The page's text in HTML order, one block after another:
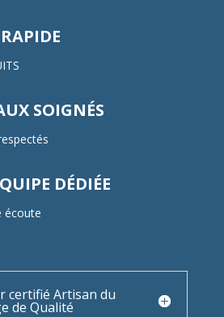
SOIGNÉS
DÉDIÉE
écoute
certifié Artisan du
de Qualité